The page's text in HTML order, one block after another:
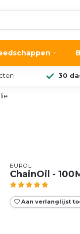
30
EUROL
ChainOil -
Aan verlanglijst